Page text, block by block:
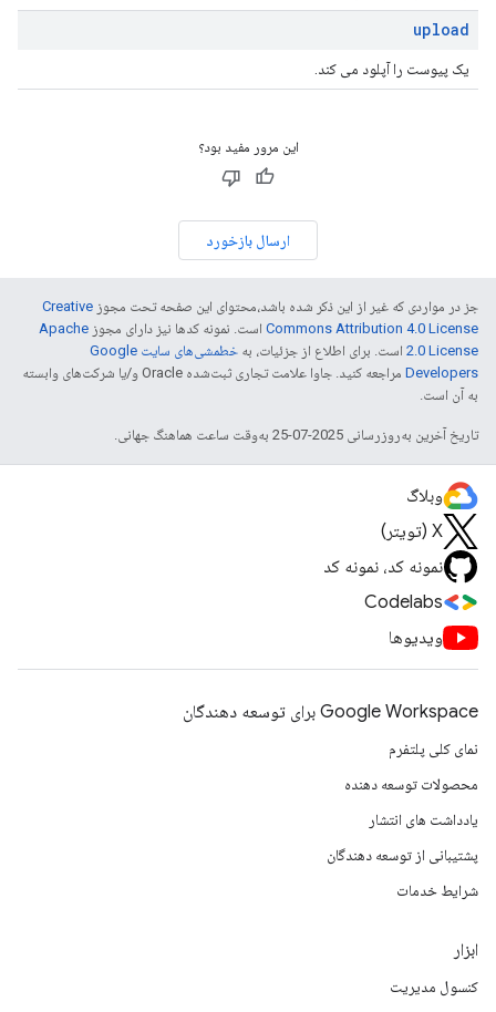
upload
یک پیوست را آپلود می کند.
این مرور مفید بود؟
ارسال بازخورد
جز در مواردی که غیر از این ذکر شده باشد،‌محتوای این صفحه تحت مجوز Creative
Commons Attribution 4.0 License است. نمونه کدها نیز دارای مجوز Apache
2.0 License است. برای اطلاع از جزئیات، به
خطمشی‌های سایت Google
Developers‏
مراجعه کنید. جاوا علامت تجاری ثبت‌شده Oracle و/یا شرکت‌های وابسته
به آن است.
تاریخ آخرین به‌روزرسانی 2025-07-25 به‌وقت ساعت هماهنگ جهانی.
وبلاگ
X (تویتر)
نمونه کد، نمونه کد
Codelabs
ویدیوها
Google Workspace برای توسعه دهندگان
نمای کلی پلتفرم
محصولات توسعه دهنده
یادداشت های انتشار
پشتیبانی از توسعه دهندگان
شرایط خدمات
ابزار
کنسول مدیریت